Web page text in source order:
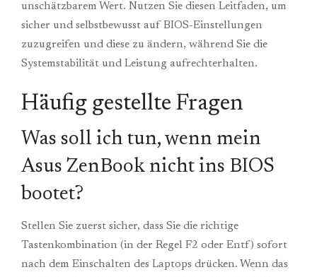
unschätzbarem Wert. Nutzen Sie diesen Leitfaden, um
sicher und selbstbewusst auf BIOS-Einstellungen
zuzugreifen und diese zu ändern, während Sie die
Systemstabilität und Leistung aufrechterhalten.
Häufig gestellte Fragen
Was soll ich tun, wenn mein
Asus ZenBook nicht ins BIOS
bootet?
Stellen Sie zuerst sicher, dass Sie die richtige
Tastenkombination (in der Regel F2 oder Entf) sofort
nach dem Einschalten des Laptops drücken. Wenn das